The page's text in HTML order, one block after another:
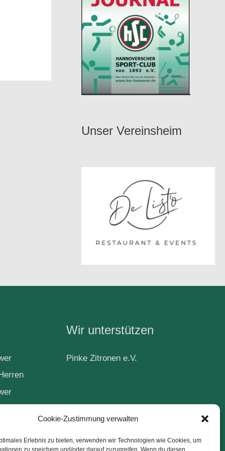
Cookie-Zustimmung verwalten
Erlebnis zu bieten, verwenden wir Technologien wie Cookies, um
zu speichern und/oder darauf zuzugreifen. Wenn du diesen
Unser Vereinsheim
Wir unterstützen
Pinke Zitronen e.V.